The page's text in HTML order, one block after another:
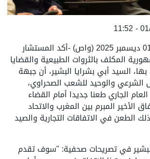
01 ديسمبر 2025 (واص) -أكد المستشار
المكلف بالثروات الطبيعية والقضايا
بها، السيد أبي بشرايا البشير، أن جبهة
الشرعي والوحيد للشعب الصحراوي،
الجاري طعنا جديدا أمام القضاء
الأخير المبرم بين المغرب والاتحاد
الطعن في الاتفاقات التجارية والصيد
في تصريحات صحفية: "سوف تقدم